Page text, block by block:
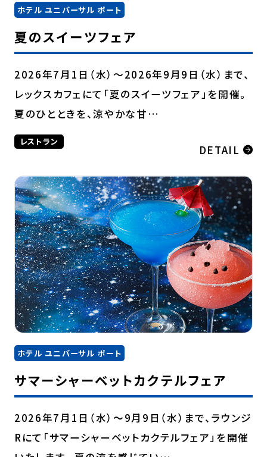
ホテル ユニバーサル ポート
夏のスイーツフェア
2026年7月1日（水）～2026年9月9日（水）まで、
レックスカフェにて「夏のスイーツフェア」を開催。
夏のひとときを、涼やかな甘…
レストラン
DETAIL
ホテル ユニバーサル ポート
サマーシャーベットカクテルフェア
2026年7月1日（水）～9月9日（水）まで、ラウンジ
Rにて「サマーシャーベットカクテルフェア」を開催